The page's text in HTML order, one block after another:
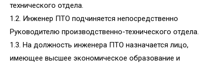
технического отдела.
1.2. Инженер ПТО подчиняется непосредственно
Руководителю производственно-технического отдела.
1.3. На должность инженера ПТО назначается лицо,
имеющее высшее экономическое образование и